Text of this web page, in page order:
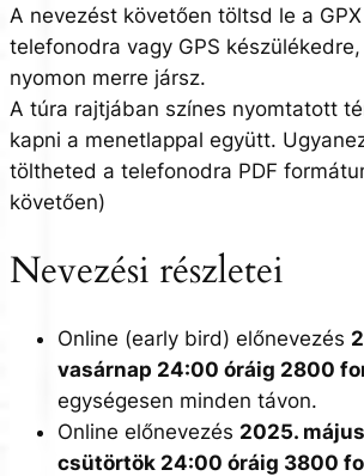
A nevezést követően töltsd le a
telefonodra vagy GPS
nyomon merre jársz.
A túra rajtjában színes nyomtatott
kapni a menetlappal együtt.
töltheted a telefonodra PDF
követően)
Nevezési részletei
Online (early bird) előnevezés
vasárnap 24:00 óráig 2800
egységesen minden távon.
Online előnevezés 2025.
csütörtök 24:00 óráig 3800